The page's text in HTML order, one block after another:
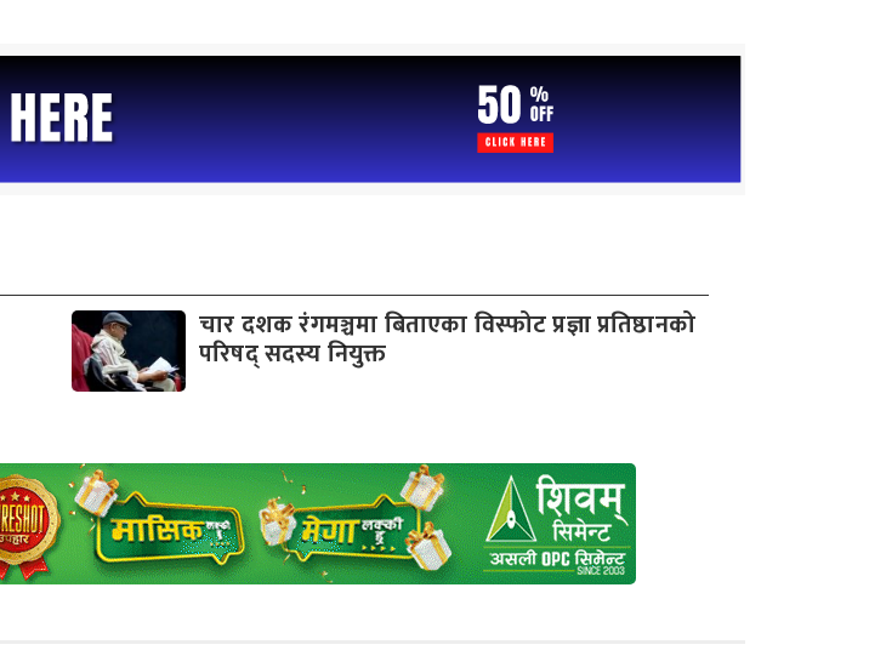
चार दशक रंगमञ्चमा बिताएका विस्फोट प्रज्ञा प्रतिष्ठानको
परिषद् सदस्य नियुक्त